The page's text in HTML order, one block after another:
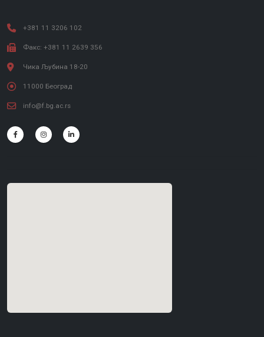
+381 11 3206 102
Факс: +381 11 2639 356
Чика Љубина 18-20
11000 Београд
info@f.bg.ac.rs